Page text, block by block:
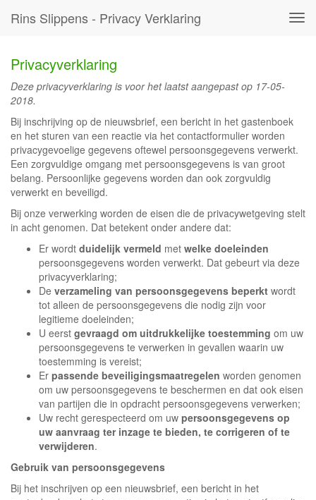
Rins Slippens - Privacy Verklaring
Privacyverklaring
Deze privacyverklaring is voor het laatst aangepast op 17-05-
2018.
Bij inschrijving op de nieuwsbrief, een bericht in het gastenboek
en het sturen van een reactie via het contactformulier worden
privacygevoelige gegevens oftewel persoonsgegevens verwerkt.
Een zorgvuldige omgang met persoonsgegevens is van groot
belang. Persoonlijke gegevens worden dan ook zorgvuldig
verwerkt en beveiligd.
Bij onze verwerking worden de eisen die de privacywetgeving stelt
in acht genomen. Dat betekent onder andere dat:
Er wordt duidelijk vermeld met welke doeleinden
persoonsgegevens worden verwerkt. Dat gebeurt via deze
privacyverklaring;
De verzameling van persoonsgegevens beperkt wordt
tot alleen de persoonsgegevens die nodig zijn voor
legitieme doeleinden;
U eerst gevraagd om uitdrukkelijke toestemming om uw
persoonsgegevens te verwerken in gevallen waarin uw
toestemming is vereist;
Er passende beveiligingsmaatregelen worden genomen
om uw persoonsgegevens te beschermen en dat ook eisen
van partijen die in opdracht persoonsgegevens verwerken;
Uw recht gerespecteerd om uw persoonsgegevens op
uw aanvraag ter inzage te bieden, te corrigeren of te
verwijderen.
Gebruik van persoonsgegevens
Bij het inschrijven op een nieuwsbrief, een bericht in het